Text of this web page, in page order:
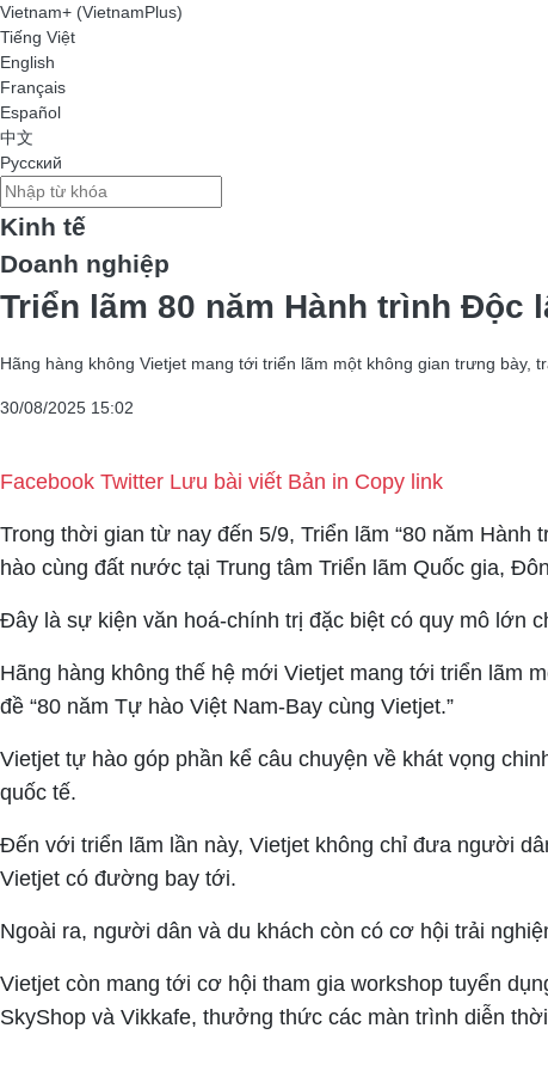
Vietnam+ (VietnamPlus)
Tiếng Việt
English
Français
Español
中文
Русский
Kinh tế
Doanh nghiệp
Triển lãm 80 năm Hành trình
Hãng hàng không Vietjet mang tới triển lãm một không gian trưng bày,
30/08/2025 15:02
Facebook Twitter Lưu bài viết Bản in Copy link
Trong thời gian từ nay đến 5/9, Triển lãm “80 năm
hào cùng đất nước tại Trung tâm Triển lãm Quốc gia,
Đây là sự kiện văn hoá-chính trị đặc biệt có quy mô lớn
Hãng hàng không thế hệ mới Vietjet mang tới triển lãm
đề “80 năm Tự hào Việt Nam-Bay cùng Vietjet.”
Vietjet tự hào góp phần kể câu chuyện về khát vọng
quốc tế.
Đến với triển lãm lần này, Vietjet không chỉ đưa người
Vietjet có đường bay tới.
Ngoài ra, người dân và du khách còn có cơ hội trải
Vietjet còn mang tới cơ hội tham gia workshop tuyển
SkyShop và Vikkafe, thưởng thức các màn trình diễn